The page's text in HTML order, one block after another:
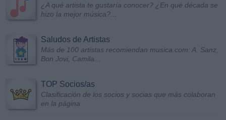
¿A qué artista te gustaría conocer? ¿En qué década se
hizo la mejor música?...
Saludos de Artistas
Más de 100 artistas recomiendan musica.com: A. Sanz,
Bon Jovi, Camila...
TOP Socios/as
Clasificación de los socios y socias que más colaboran
en la página